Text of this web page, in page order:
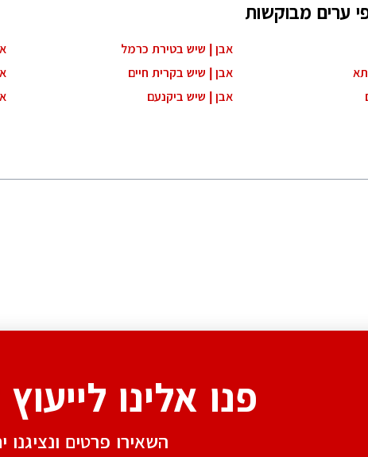
ערים מבוקשות
אבן | שיש בטירת כרמל
אבן | שיש בקרית חיים
אבן | שיש ביקנעם
פנו אלינו
השאירו פרטים